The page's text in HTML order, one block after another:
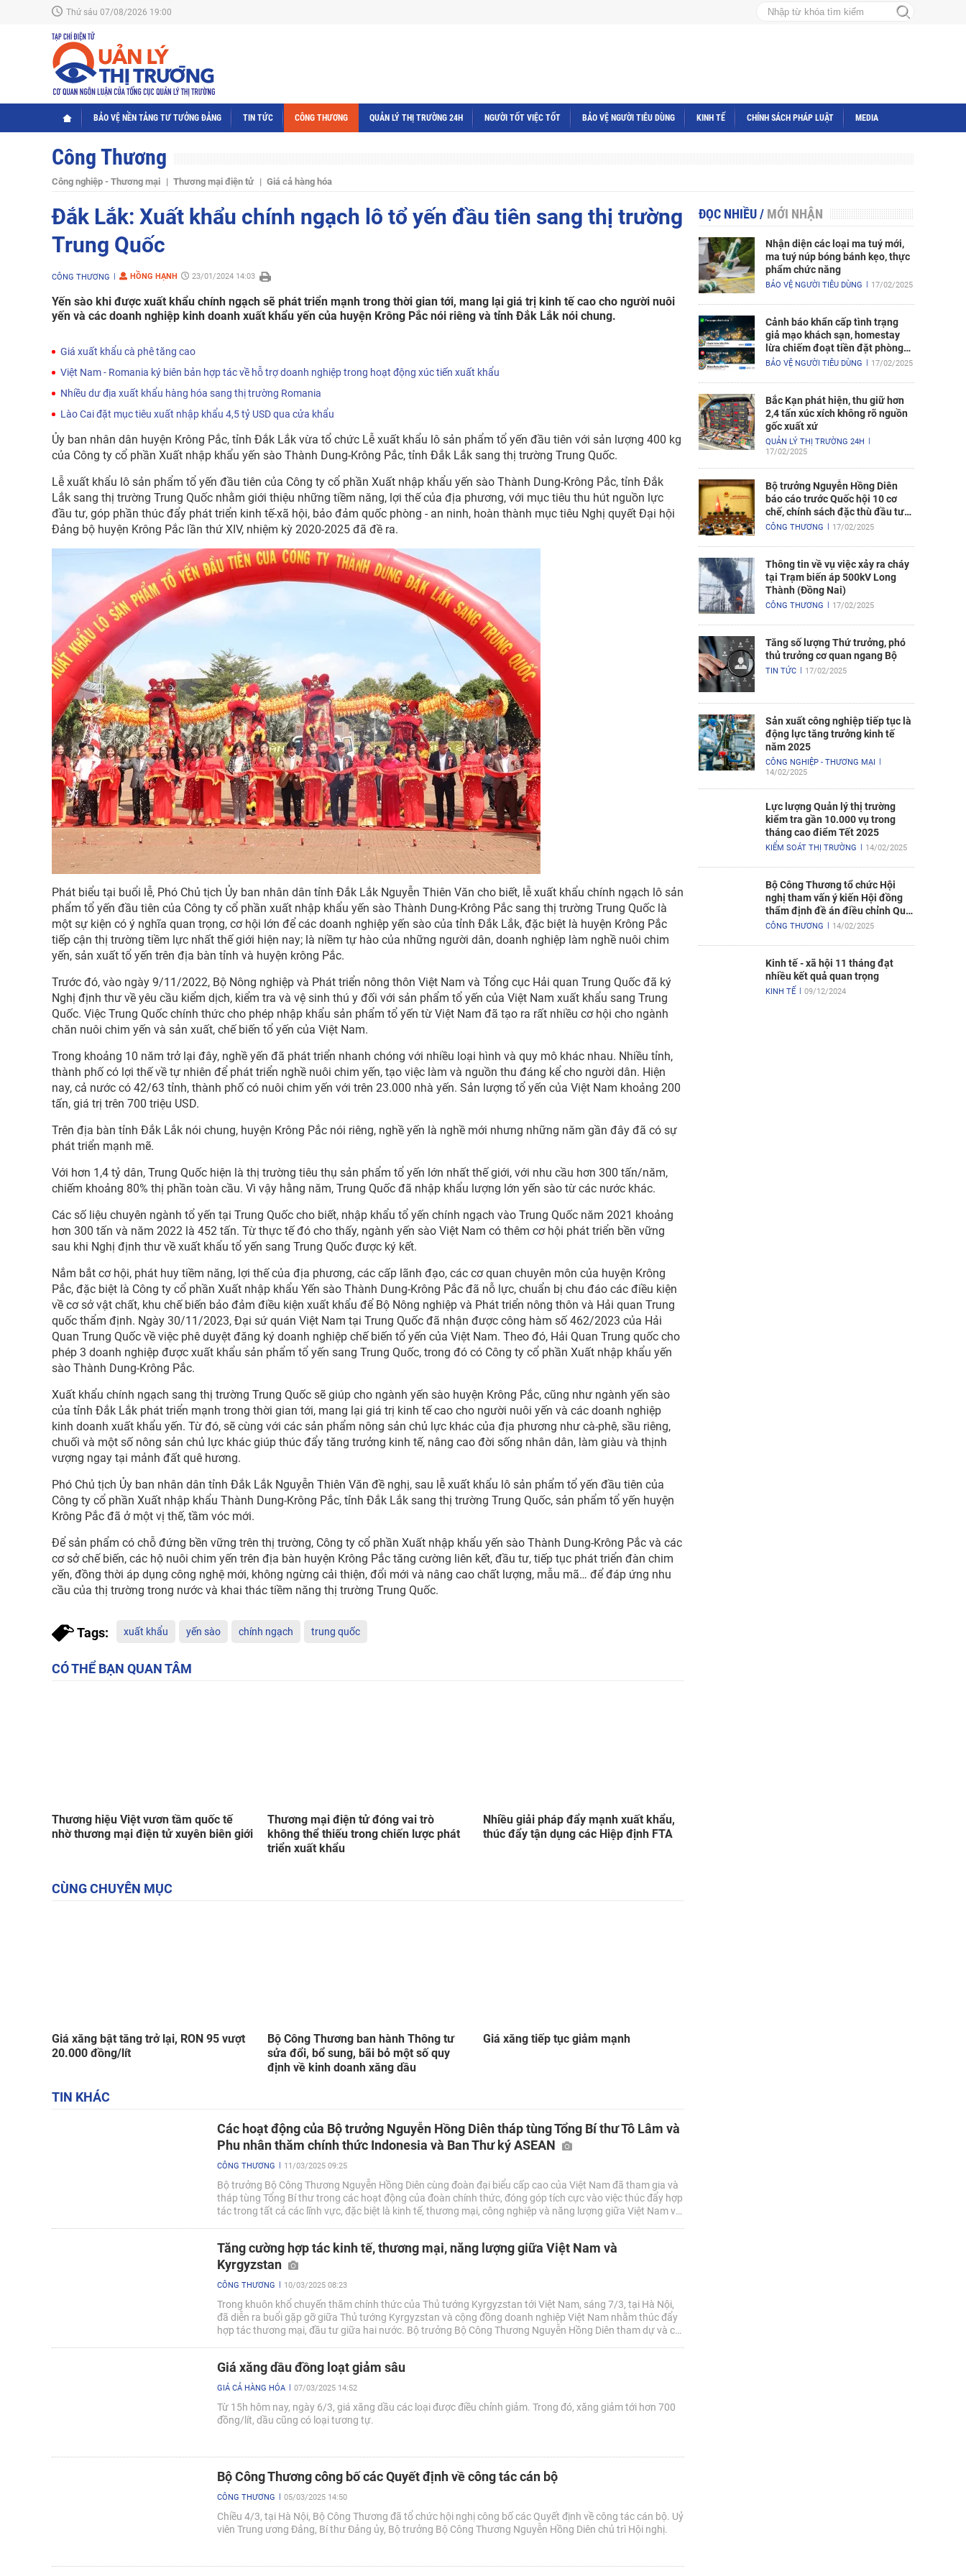
Thứ sáu 07/08/2026 19:00
BẢO VỆ NỀN TẢNG TƯ TƯỞNG ĐẢNG TIN TỨC CÔNG THƯƠNG QUẢN LÝ THỊ TRƯỜNG 24H NGƯỜI TỐT VIỆC TỐT BẢO VỆ NGƯỜI TIÊU DÙNG KINH TẾ CHÍNH SÁCH PHÁP LUẬT MEDIA
Công Thương
Công nghiệp - Thương mại Thương mại điện tử Giá cả hàng hóa
Đắk Lắk: Xuất khẩu chính ngạch lô tổ yến đầu tiên sang thị trường
Trung Quốc
CÔNG THƯƠNG HỒNG HẠNH 23/01/2024 14:03
Yến sào khi được xuất khẩu chính ngạch sẽ phát triển mạnh trong thời gian tới, mang lại giá trị kinh tế cao cho người nuôi
yến và các doanh nghiệp kinh doanh xuất khẩu yến của huyện Krông Pắc nói riêng và tỉnh Đắk Lắk nói chung.
Giá xuất khẩu cà phê tăng cao
Việt Nam - Romania ký biên bản hợp tác về hỗ trợ doanh nghiệp trong hoạt động xúc tiến xuất khẩu
Nhiều dư địa xuất khẩu hàng hóa sang thị trường Romania
Lào Cai đặt mục tiêu xuất nhập khẩu 4,5 tỷ USD qua cửa khẩu
Ủy ban nhân dân huyện Krông Pắc, tỉnh Đắk Lắk vừa tổ chức Lễ xuất khẩu lô sản phẩm tổ yến đầu tiên với sản lượng 400 kg
của Công ty cổ phần Xuất nhập khẩu yến sào Thành Dung-Krông Pắc, tỉnh Đắk Lắk sang thị trường Trung Quốc.
Lễ xuất khẩu lô sản phẩm tổ yến đầu tiên của Công ty cổ phần Xuất nhập khẩu yến sào Thành Dung-Krông Pắc, tỉnh Đắk
Lắk sang thị trường Trung Quốc nhằm giới thiệu những tiềm năng, lợi thế của địa phương, với mục tiêu thu hút nguồn lực
đầu tư, góp phần thúc đẩy phát triển kinh tế-xã hội, bảo đảm quốc phòng - an ninh, hoàn thành mục tiêu Nghị quyết Đại hội
Đảng bộ huyện Krông Pắc lần thứ XIV, nhiệm kỳ 2020-2025 đã đề ra.
Phát biểu tại buổi lễ, Phó Chủ tịch Ủy ban nhân dân tỉnh Đắk Lắk Nguyễn Thiên Văn cho biết, lễ xuất khẩu chính ngạch lô sản
phẩm tổ yến đầu tiên của Công ty cổ phần xuất nhập khẩu yến sào Thành Dung-Krông Pắc sang thị trường Trung Quốc là
một sự kiện có ý nghĩa quan trọng, cơ hội lớn để các doanh nghiệp yến sào của tỉnh Đắk Lắk, đặc biệt là huyện Krông Pắc
tiếp cận thị trường tiềm lực nhất thế giới hiện nay; là niềm tự hào của những người dân, doanh nghiệp làm nghề nuôi chim
yến, sản xuất tổ yến trên địa bàn tỉnh và huyện krông Pắc.
Trước đó, vào ngày 9/11/2022, Bộ Nông nghiệp và Phát triển nông thôn Việt Nam và Tổng cục Hải quan Trung Quốc đã ký
Nghị định thư về yêu cầu kiểm dịch, kiểm tra và vệ sinh thú y đối với sản phẩm tổ yến của Việt Nam xuất khẩu sang Trung
Quốc. Việc Trung Quốc chính thức cho phép nhập khẩu sản phẩm tổ yến từ Việt Nam đã tạo ra rất nhiều cơ hội cho ngành
chăn nuôi chim yến và sản xuất, chế biến tổ yến của Việt Nam.
Trong khoảng 10 năm trở lại đây, nghề yến đã phát triển nhanh chóng với nhiều loại hình và quy mô khác nhau. Nhiều tỉnh,
thành phố có lợi thế về tự nhiên để phát triển nghề nuôi chim yến, tạo việc làm và nguồn thu đáng kể cho người dân. Hiện
nay, cả nước có 42/63 tỉnh, thành phố có nuôi chim yến với trên 23.000 nhà yến. Sản lượng tổ yến của Việt Nam khoảng 200
tấn, giá trị trên 700 triệu USD.
Trên địa bàn tỉnh Đắk Lắk nói chung, huyện Krông Pắc nói riêng, nghề yến là nghề mới nhưng những năm gần đây đã có sự
phát triển mạnh mẽ.
Với hơn 1,4 tỷ dân, Trung Quốc hiện là thị trường tiêu thụ sản phẩm tổ yến lớn nhất thế giới, với nhu cầu hơn 300 tấn/năm,
chiếm khoảng 80% thị phần toàn cầu. Vì vậy hằng năm, Trung Quốc đã nhập khẩu lượng lớn yến sào từ các nước khác.
Các số liệu chuyên ngành tổ yến tại Trung Quốc cho biết, nhập khẩu tổ yến chính ngạch vào Trung Quốc năm 2021 khoảng
hơn 300 tấn và năm 2022 là 452 tấn. Từ thực tế đó cho thấy, ngành yến sào Việt Nam có thêm cơ hội phát triển bền vững
sau khi Nghị định thư về xuất khẩu tổ yến sang Trung Quốc được ký kết.
Nắm bắt cơ hội, phát huy tiềm năng, lợi thế của địa phương, các cấp lãnh đạo, các cơ quan chuyên môn của huyện Krông
Pắc, đặc biệt là Công ty cổ phần Xuất nhập khẩu Yến sào Thành Dung-Krông Pắc đã nỗ lực, chuẩn bị chu đáo các điều kiện
về cơ sở vật chất, khu chế biến bảo đảm điều kiện xuất khẩu để Bộ Nông nghiệp và Phát triển nông thôn và Hải quan Trung
quốc thẩm định. Ngày 30/11/2023, Đại sứ quán Việt Nam tại Trung Quốc đã nhận được công hàm số 462/2023 của Hải
Quan Trung Quốc về việc phê duyệt đăng ký doanh nghiệp chế biến tổ yến của Việt Nam. Theo đó, Hải Quan Trung quốc cho
phép 3 doanh nghiệp được xuất khẩu sản phẩm tổ yến sang Trung Quốc, trong đó có Công ty cổ phần Xuất nhập khẩu yến
sào Thành Dung-Krông Pắc.
Xuất khẩu chính ngạch sang thị trường Trung Quốc sẽ giúp cho ngành yến sào huyện Krông Pắc, cũng như ngành yến sào
của tỉnh Đắk Lắk phát triển mạnh trong thời gian tới, mang lại giá trị kinh tế cao cho người nuôi yến và các doanh nghiệp
kinh doanh xuất khẩu yến. Từ đó, sẽ cùng với các sản phẩm nông sản chủ lực khác của địa phương như cà-phê, sầu riêng,
chuối và một số nông sản chủ lực khác giúp thúc đẩy tăng trưởng kinh tế, nâng cao đời sống nhân dân, làm giàu và thịnh
vượng ngay tại mảnh đất quê hương.
Phó Chủ tịch Ủy ban nhân dân tỉnh Đắk Lắk Nguyễn Thiên Văn đề nghị, sau lễ xuất khẩu lô sản phẩm tổ yến đầu tiên của
Công ty cổ phần Xuất nhập khẩu Thành Dung-Krông Pắc, tỉnh Đắk Lắk sang thị trường Trung Quốc, sản phẩm tổ yến huyện
Krông Pắc đã ở một vị thế, tầm vóc mới.
Để sản phẩm có chỗ đứng bền vững trên thị trường, Công ty cổ phần Xuất nhập khẩu yến sào Thành Dung-Krông Pắc và các
cơ sở chế biến, các hộ nuôi chim yến trên địa bàn huyện Krông Pắc tăng cường liên kết, đầu tư, tiếp tục phát triển đàn chim
yến, đồng thời áp dụng công nghệ mới, không ngừng cải thiện, đổi mới và nâng cao chất lượng, mẫu mã… để đáp ứng nhu
cầu của thị trường trong nước và khai thác tiềm năng thị trường Trung Quốc.
Tags: xuất khẩu yến sào chính ngạch trung quốc
CÓ THỂ BẠN QUAN TÂM
Thương hiệu Việt vươn tầm quốc tế
nhờ thương mại điện tử xuyên biên giới
Thương mại điện tử đóng vai trò
không thể thiếu trong chiến lược phát
triển xuất khẩu
Nhiều giải pháp đẩy mạnh xuất khẩu,
thúc đẩy tận dụng các Hiệp định FTA
CÙNG CHUYÊN MỤC
Giá xăng bật tăng trở lại, RON 95 vượt
20.000 đồng/lít
Bộ Công Thương ban hành Thông tư
sửa đổi, bổ sung, bãi bỏ một số quy
định về kinh doanh xăng dầu
Giá xăng tiếp tục giảm mạnh
TIN KHÁC
Các hoạt động của Bộ trưởng Nguyễn Hồng Diên tháp tùng Tổng Bí thư Tô Lâm và
Phu nhân thăm chính thức Indonesia và Ban Thư ký ASEAN
CÔNG THƯƠNG 11/03/2025 09:25
Bộ trưởng Bộ Công Thương Nguyễn Hồng Diên cùng đoàn đại biểu cấp cao của Việt Nam đã tham gia và
tháp tùng Tổng Bí thư trong các hoạt động của đoàn chính thức, đóng góp tích cực vào việc thúc đẩy hợp
tác trong tất cả các lĩnh vực, đặc biệt là kinh tế, thương mại, công nghiệp và năng lượng giữa Việt Nam và
Tăng cường hợp tác kinh tế, thương mại, năng lượng giữa Việt Nam và
Kyrgyzstan
CÔNG THƯƠNG 10/03/2025 08:23
Trong khuôn khổ chuyến thăm chính thức của Thủ tướng Kyrgyzstan tới Việt Nam, sáng 7/3, tại Hà Nội,
đã diễn ra buổi gặp gỡ giữa Thủ tướng Kyrgyzstan và cộng đồng doanh nghiệp Việt Nam nhằm thúc đẩy
hợp tác thương mại, đầu tư giữa hai nước. Bộ trưởng Bộ Công Thương Nguyễn Hồng Diên tham dự và có
Giá xăng dầu đồng loạt giảm sâu
GIÁ CẢ HÀNG HÓA 07/03/2025 14:52
Từ 15h hôm nay, ngày 6/3, giá xăng dầu các loại được điều chỉnh giảm. Trong đó, xăng giảm tới hơn 700
đồng/lít, dầu cũng có loại tương tự.
Bộ Công Thương công bố các Quyết định về công tác cán bộ
CÔNG THƯƠNG 05/03/2025 14:50
Chiều 4/3, tại Hà Nội, Bộ Công Thương đã tổ chức hội nghị công bố các Quyết định về công tác cán bộ. Uỷ
viên Trung ương Đảng, Bí thư Đảng ủy, Bộ trưởng Bộ Công Thương Nguyễn Hồng Diên chủ trì Hội nghị.
ĐỌC NHIỀU/ MỚI NHẬN
Nhận diện các loại ma tuý mới,
ma tuý núp bóng bánh kẹo, thực
phẩm chức năng
BẢO VỆ NGƯỜI TIÊU DÙNG 17/02/2025
Cảnh báo khẩn cấp tình trạng
giả mạo khách sạn, homestay
lừa chiếm đoạt tiền đặt phòng
nghỉ
BẢO VỆ NGƯỜI TIÊU DÙNG 17/02/2025
Bắc Kạn phát hiện, thu giữ hơn
2,4 tấn xúc xích không rõ nguồn
gốc xuất xứ
QUẢN LÝ THỊ TRƯỜNG 24H
17/02/2025
Bộ trưởng Nguyễn Hồng Diên
báo cáo trước Quốc hội 10 cơ
chế, chính sách đặc thù đầu tư
xây dựng Dự án điện hạt nhân
CÔNG THƯƠNG 17/02/2025
Thông tin về vụ việc xảy ra cháy
tại Trạm biến áp 500kV Long
Thành (Đồng Nai)
CÔNG THƯƠNG 17/02/2025
Tăng số lượng Thứ trưởng, phó
thủ trưởng cơ quan ngang Bộ
TIN TỨC 17/02/2025
Sản xuất công nghiệp tiếp tục là
động lực tăng trưởng kinh tế
năm 2025
CÔNG NGHIỆP - THƯƠNG MẠI
14/02/2025
Lực lượng Quản lý thị trường
kiểm tra gần 10.000 vụ trong
tháng cao điểm Tết 2025
KIỂM SOÁT THỊ TRƯỜNG 14/02/2025
Bộ Công Thương tổ chức Hội
nghị tham vấn ý kiến Hội đồng
thẩm định đề án điều chỉnh Quy
hoạch điện VIII
CÔNG THƯƠNG 14/02/2025
Kinh tế - xã hội 11 tháng đạt
nhiều kết quả quan trọng
KINH TẾ 09/12/2024